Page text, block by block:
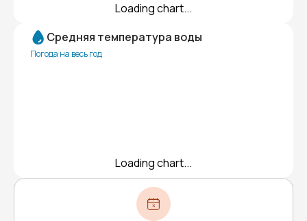
Loading chart...
Средняя температура воды
Погода на весь год
Loading chart...